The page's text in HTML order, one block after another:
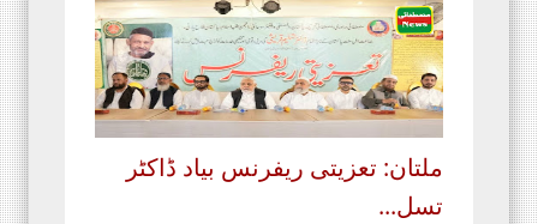
ملتان: تعزیتی ریفرنس بیاد ڈاکٹر
تسل...